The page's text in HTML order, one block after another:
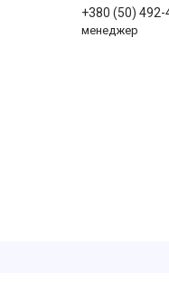
+380 (50) 492-
менеджер